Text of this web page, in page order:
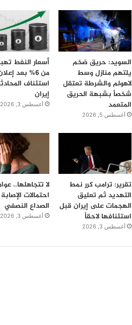
السويد: حريق ضخم
يلتهم منازل وسط
لاهولم والشرطة تعتقل
شخصاً بشبهة الحريق
المتعمد
أغسطس 5, 2026
أسعار النفط
من 6% بعد
استئناف
إيران
أغسطس 3, 2026
تقرير: ترامب كرر نمط
التهديد ثم تعليق
الهجمات على إيران قبل
استئنافها لاحقاً
أغسطس 3, 2026
لا تتجاهلها..
احتمالات
الصداع النصفي
أغسطس 3, 2026